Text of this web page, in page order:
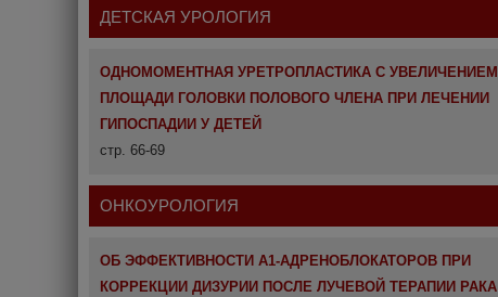
ДЕТСКАЯ УРОЛОГИЯ
ОДНОМОМЕНТНАЯ УРЕТРОПЛАСТИКА С УВЕЛИЧЕНИЕМ
ПЛОЩАДИ ГОЛОВКИ ПОЛОВОГО ЧЛЕНА ПРИ ЛЕЧЕНИИ
ГИПОСПАДИИ У ДЕТЕЙ
стр. 66-69
ОНКОУРОЛОГИЯ
ОБ ЭФФЕКТИВНОСТИ А1-АДРЕНОБЛОКАТОРОВ ПРИ
КОРРЕКЦИИ ДИЗУРИИ ПОСЛЕ ЛУЧЕВОЙ ТЕРАПИИ РАКА